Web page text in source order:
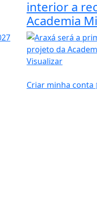
interior a
Academia
Visualizar
Criar minha conta